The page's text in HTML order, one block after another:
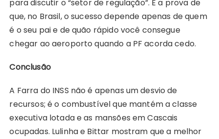
para discutir o “setor de regulação”. É a prova de
que, no Brasil, o sucesso depende apenas de quem
é o seu pai e de quão rápido você consegue
chegar ao aeroporto quando a PF acorda cedo.
Conclusão
A Farra do INSS não é apenas um desvio de
recursos; é o combustível que mantém a classe
executiva lotada e as mansões em Cascais
ocupadas. Lulinha e Bittar mostram que a melhor